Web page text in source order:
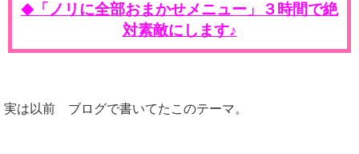
◆
「ノリに全部おまかせメニュー」３時間で絶
対素敵にします♪
実は以前 ブログで書いてたこのテーマ。